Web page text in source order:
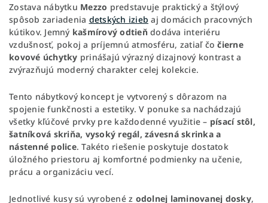
Zostava nábytku Mezzo predstavuje praktický a štýlový
spôsob zariadenia detských izieb aj domácich pracovných
kútikov. Jemný kašmírový odtieňdodáva interiéru
vzdušnosť, pokoj a príjemnú atmosféru, zatiaľ čočierne
kovové úchytky prinášajú výrazný dizajnový kontrast a
zvýrazňujú moderný charakter celej kolekcie.
Tento nábytkový koncept je vytvorený s dôrazom na
spojenie funkčnosti a estetiky. V ponuke sa nachádzajú
všetky kľúčové prvky pre každodenné využitie – písací stôl,
šatníková skriňa, vysoký regál, závesná skrinka a
nástenné police. Takéto riešenie poskytuje dostatok
úložného priestoru aj komfortné podmienky na učenie,
prácu a organizáciu vecí.
Jednotlivé kusy sú vyrobené z odolnej laminovanej dosky,